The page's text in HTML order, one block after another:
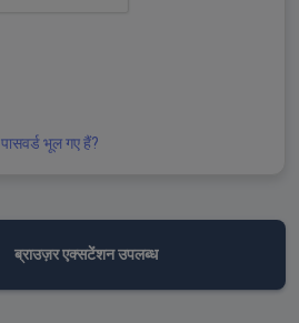
पासवर्ड भूल गए हैं?
ब्राउज़र एक्सटेंशन उपलब्ध